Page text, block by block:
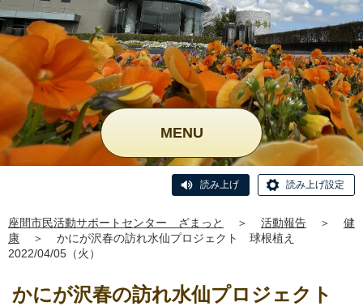
MENU
読み上げ 読み上げ設定
座間市民活動サポートセンター ざまっと ＞ 活動報告 ＞
健
康
＞
かにが沢春の訪れ水仙プロジェクト 球根植え
2022/04/05（火）
かにが沢春の訪れ水仙プロジェクト